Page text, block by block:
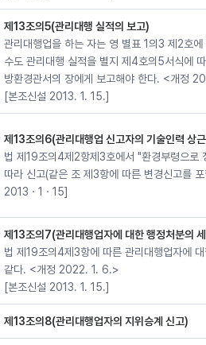
제13조의5(관리대행 실적의 보고)
관리대행업을 하는 자는 영 별표 1의3 제2호
수도 관리대행 실적을 별지 제4호의5서식에
방환경관서의 장에게 보고해야 한다. <개정
[본조신설 2013. 1. 15.]
제13조의6(관리대행업 신고자의 기술인력 상
법 제19조의4제2항제3호에서 "환경부령으로
따라 신고(같은 조 제3항에 따른 변경신고를
2013ㆍ1ㆍ15]
제13조의7(관리대행업자에 대한 행정처분의
법 제19조의4제3항에 따른 관리대행업자에
같다. <개정 2022. 1. 6.>
[본조신설 2013. 1. 15.]
제13조의8(관리대행업자의 지위승계 신고)